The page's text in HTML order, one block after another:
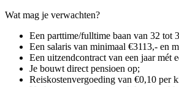
Wat mag je verwachten?
Een parttime/fulltime baan van 32 tot
Een salaris van minimaal €3113,- en
Een uitzendcontract van een jaar mét
Je bouwt direct pensioen op;
Reiskostenvergoeding van €0,10 per